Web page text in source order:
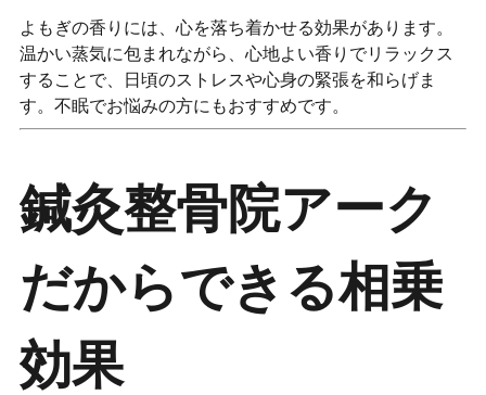
よもぎの香りには、心を落ち着かせる効果があります。
温かい蒸気に包まれながら、心地よい香りでリラックス
することで、日頃のストレスや心身の緊張を和らげま
す。不眠でお悩みの方にもおすすめです。
鍼灸整骨院アーク
だからできる相乗
効果